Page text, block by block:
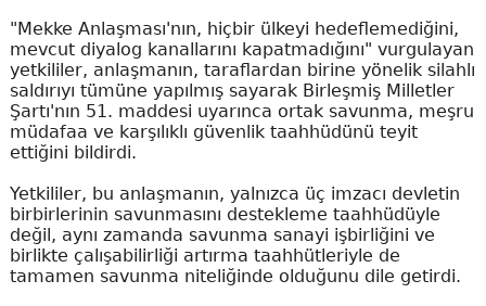
"Mekke Anlaşması'nın, hiçbir ülkeyi hedeflemediğini,
mevcut diyalog kanallarını kapatmadığını" vurgulayan
yetkililer, anlaşmanın, taraflardan birine yönelik silahlı
saldırıyı tümüne yapılmış sayarak Birleşmiş Milletler
Şartı'nın 51. maddesi uyarınca ortak savunma, meşru
müdafaa ve karşılıklı güvenlik taahhüdünü teyit
ettiğini bildirdi.
Yetkililer, bu anlaşmanın, yalnızca üç imzacı devletin
birbirlerinin savunmasını destekleme taahhüdüyle
değil, aynı zamanda savunma sanayi işbirliğini ve
birlikte çalışabilirliği artırma taahhütleriyle de
tamamen savunma niteliğinde olduğunu dile getirdi.